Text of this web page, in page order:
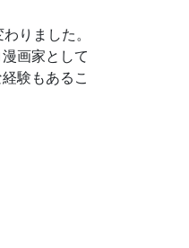
りました。
画家として
験もあるこ